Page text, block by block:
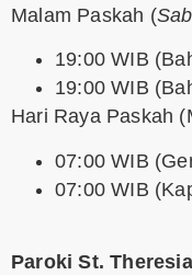
Malam Paskah (
19:00 WIB
19:00 WIB
Hari Raya Paskah
07:00 WIB
07:00 WIB
Paroki St.